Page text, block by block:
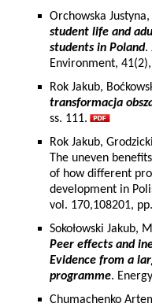
Orchowska
student life and
students in Poland.
Environment,
Rok Jakub,
transformacja
ss. 111.
Rok Jakub,
The uneven
of how different
development in
vol. 170,108201,
Sokołowski Jakub,
Peer effects and
Evidence from a
programme.
Chumachenko